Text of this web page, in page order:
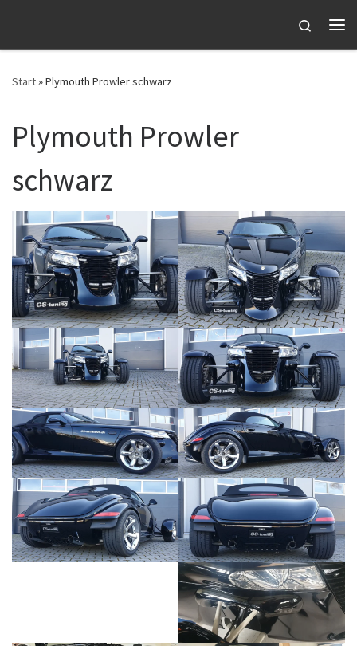
Search
Start»Plymouth Prowler schwarz
Plymouth Prowler
schwarz